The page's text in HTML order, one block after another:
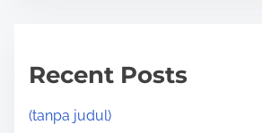
Recent Posts
(tanpa judul)